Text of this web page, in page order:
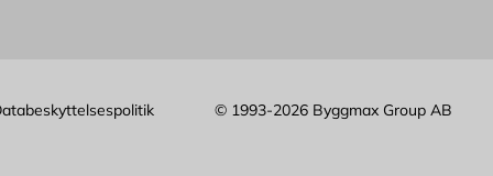
© 1993-2026 Byggmax Group AB